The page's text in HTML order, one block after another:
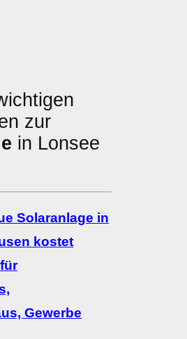
zur
in Lonsee
Solaranlage in
kostet
Gewerbe